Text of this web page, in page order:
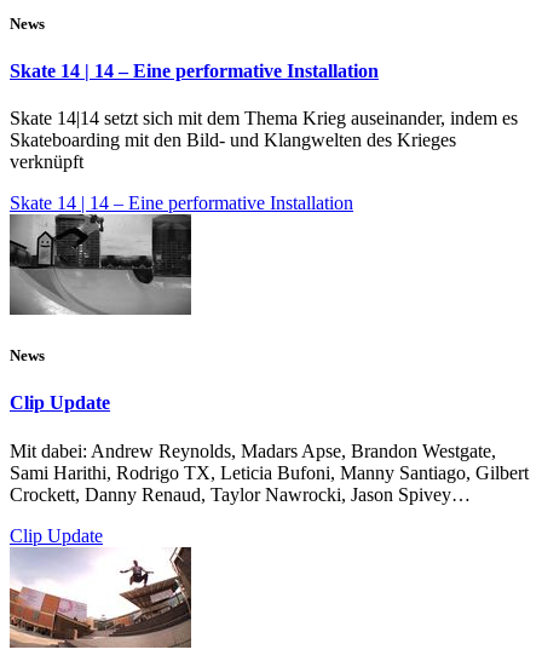
News
Skate 14 | 14 – Eine performative Installation
Skate 14|14 setzt sich mit dem Thema Krieg auseinander, indem es
Skateboarding mit den Bild- und Klangwelten des Krieges
verknüpft
Skate 14 | 14 – Eine performative Installation
News
Clip Update
Mit dabei: Andrew Reynolds, Madars Apse, Brandon Westgate,
Sami Harithi, Rodrigo TX, Leticia Bufoni, Manny Santiago, Gilbert
Crockett, Danny Renaud, Taylor Nawrocki, Jason Spivey…
Clip Update